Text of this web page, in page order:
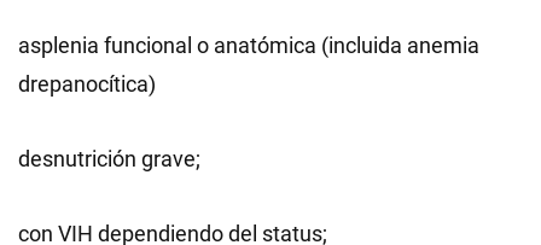
asplenia funcional o anatómica (incluida anemia
drepanocítica)
desnutrición grave;
con VIH dependiendo del status;